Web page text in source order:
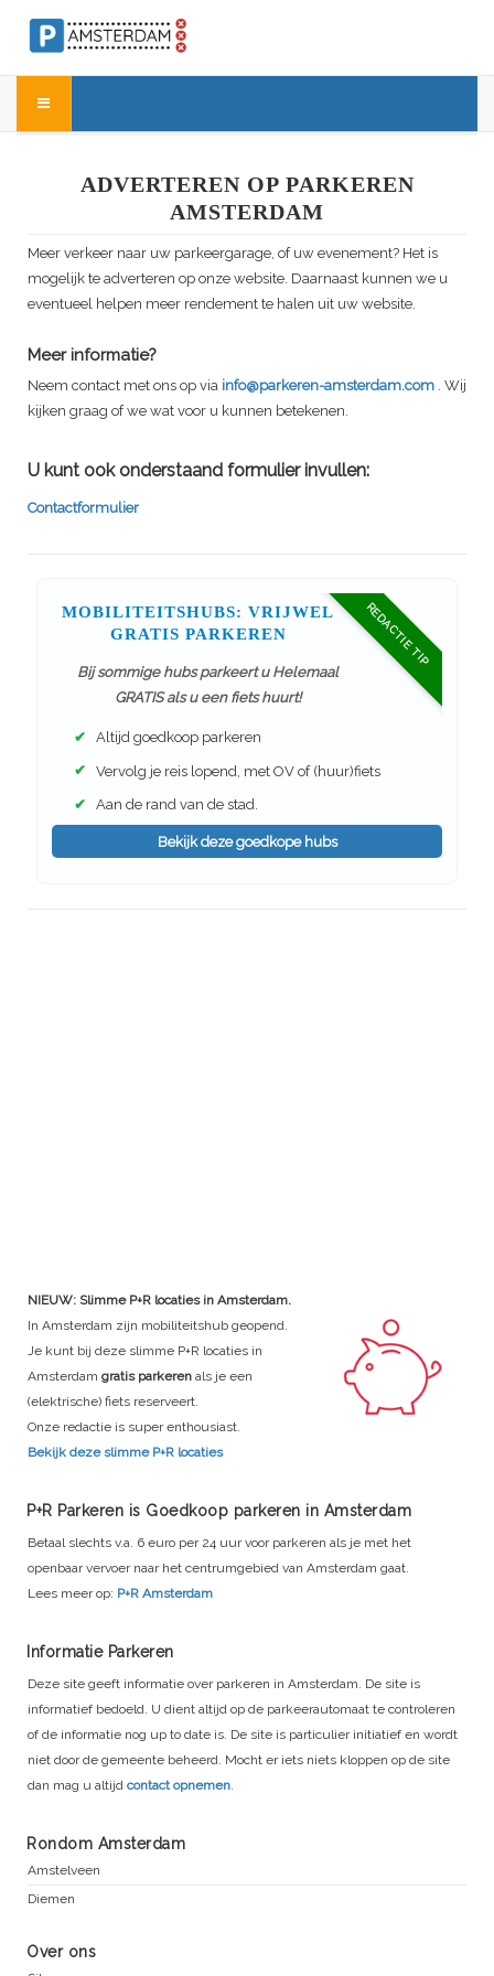
ADVERTEREN OP PARKEREN
AMSTERDAM
Meer verkeer naar uw parkeergarage, of uw evenement? Het is
mogelijk te adverteren op onze website. Daarnaast kunnen we u
eventueel helpen meer rendement te halen uit uw website.
Meer informatie?
Neem contact met ons op via info@parkeren-amsterdam.com . Wij
kijken graag of we wat voor u kunnen betekenen.
U kunt ook onderstaand formulier invullen:
Contactformulier
REDACTIE TIP
MOBILITEITSHUBS: VRIJWEL
GRATIS PARKEREN
Bij sommige hubs parkeert u Helemaal
GRATIS als u een fiets huurt!
✔ Altijd goedkoop parkeren
✔ Vervolg je reis lopend, met OV of (huur)fiets
✔ Aan de rand van de stad.
Bekijk deze goedkope hubs
NIEUW: Slimme P+R locaties in Amsterdam.
In Amsterdam zijn mobiliteitshub geopend.
Je kunt bij deze slimme P+R locaties in
Amsterdam gratis parkeren als je een
(elektrische) fiets reserveert.
Onze redactie is super enthousiast.
Bekijk deze slimme P+R locaties
P+R Parkeren is Goedkoop parkeren in Amsterdam
Betaal slechts v.a. 6 euro per 24 uur voor parkeren als je met het
openbaar vervoer naar het centrumgebied van Amsterdam gaat.
Lees meer op: P+R Amsterdam
Informatie Parkeren
Deze site geeft informatie over parkeren in Amsterdam. De site is
informatief bedoeld. U dient altijd op de parkeerautomaat te controleren
of de informatie nog up to date is. De site is particulier initiatief en wordt
niet door de gemeente beheerd. Mocht er iets niets kloppen op de site
dan mag u altijd contact opnemen
Rondom Amsterdam
Amstelveen
Diemen
Over ons